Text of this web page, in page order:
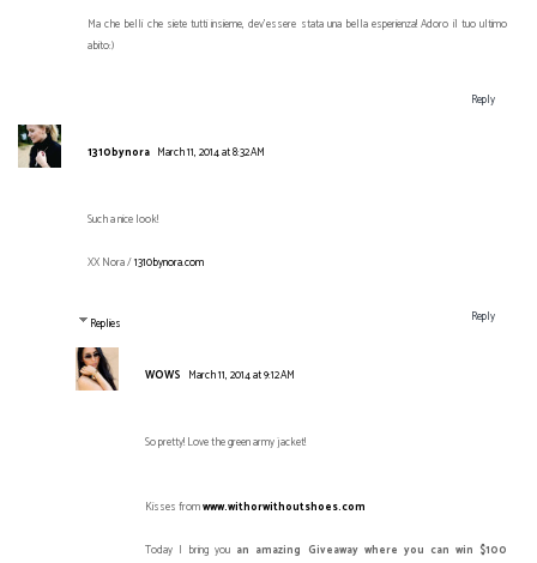
Ma che belli che siete tutti insieme, dev'essere stata una bella esperienza! Adoro il tuo ultimo
abito:)
Reply
1310bynora March 11, 2014 at 8:32 AM
Such a nice look!
XX Nora /1310bynora.com
Reply
Replies
WOWS March 11, 2014 at 9:12 AM
So pretty! Love the green army jacket!
Kisses fromwww.withorwithoutshoes.com
Today I bring you an amazing Giveaway where you can win $100